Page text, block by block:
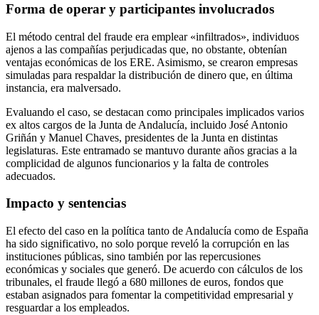
Forma de operar y participantes involucrados
El método central del fraude era emplear «infiltrados», individuos
ajenos a las compañías perjudicadas que, no obstante, obtenían
ventajas económicas de los ERE. Asimismo, se crearon empresas
simuladas para respaldar la distribución de dinero que, en última
instancia, era malversado.
Evaluando el caso, se destacan como principales implicados varios
ex altos cargos de la Junta de Andalucía, incluido José Antonio
Griñán y Manuel Chaves, presidentes de la Junta en distintas
legislaturas. Este entramado se mantuvo durante años gracias a la
complicidad de algunos funcionarios y la falta de controles
adecuados.
Impacto y sentencias
El efecto del caso en la política tanto de Andalucía como de España
ha sido significativo, no solo porque reveló la corrupción en las
instituciones públicas, sino también por las repercusiones
económicas y sociales que generó. De acuerdo con cálculos de los
tribunales, el fraude llegó a 680 millones de euros, fondos que
estaban asignados para fomentar la competitividad empresarial y
resguardar a los empleados.